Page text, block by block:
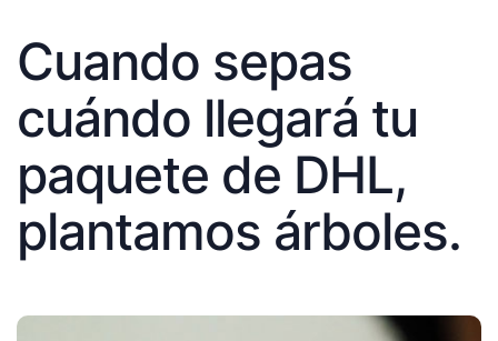
Cuando sepas
cuándo llegará tu
paquete de DHL,
plantamos árboles.